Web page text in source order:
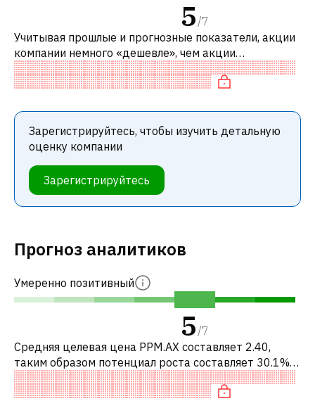
5 /7
Учитывая прошлые и прогнозные показатели, акции
компании немного «дешевле», чем акции
аналогичных компаний. В частности, акция
«дешевая» по P/E.
Зарегистрируйтесь, чтобы изучить детальную
оценку компании
Зарегистрируйтесь
Прогноз аналитиков
Умеренно позитивный
5 /7
Средняя целевая цена PPM.AX составляет 2.40,
таким образом потенциал роста составляет 30.1%.
Обычно это означает рекомендацию «ПОКУПАТЬ»
среди инвестиционных компаний или